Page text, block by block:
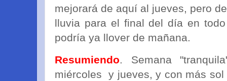
mejorará de aquí al jueves, pero
lluvia para el final del día en
podría ya llover de mañana.
Resumiendo. Semana
miércoles y jueves, y con más